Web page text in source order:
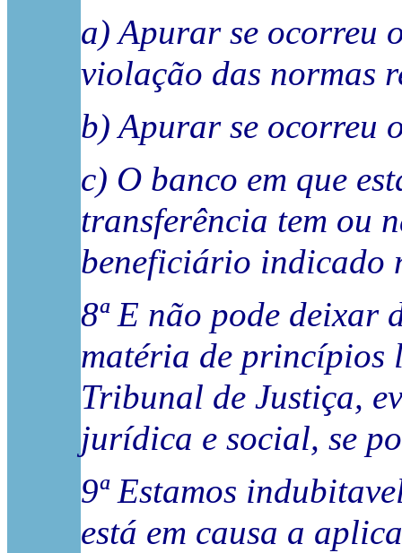
a) Apurar se ocorreu
violação das normas
b) Apurar se ocorreu
c) O banco em que
transferência tem ou
beneficiário indicado
8ª E não pode deixar
matéria de princípios
Tribunal de Justiça,
jurídica e social, se
9ª Estamos
está em causa a